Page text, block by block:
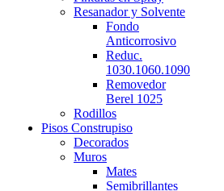
Resanador y Solvente
Fondo
Anticorrosivo
Reduc.
1030.1060.1090
Removedor
Berel 1025
Rodillos
Pisos Construpiso
Decorados
Muros
Mates
Semibrillantes